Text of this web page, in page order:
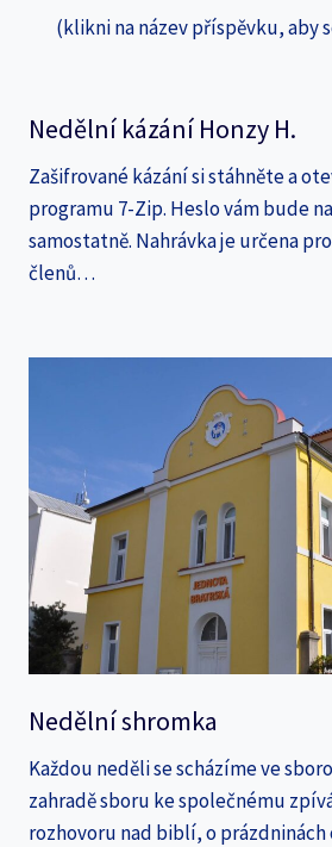
(klikni na název příspěvku, aby
Nedělní kázání Honzy H.
Zašifrované kázání si stáhněte a
programu 7-Zip. Heslo vám bude
samostatně. Nahrávka je určena
členů…
Nedělní shromka
Každou neděli se scházíme ve
zahradě sboru ke společnému
rozhovoru nad biblí, o